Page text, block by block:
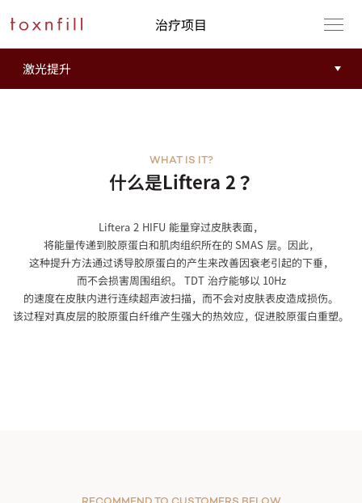
治疗项目
什么是Liftera 2？
WHAT IS IT?
Liftera 2 HIFU 能量穿过皮肤表面，
将能量传递到胶原蛋白和肌肉组织所在的 SMAS 层。因此，
这种提升方法通过诱导胶原蛋白的产生来改善因衰老引起的下垂，
而不会损害周围组织。 TDT 治疗能够以 10Hz
的速度在皮肤内进行连续超声波扫描，而不会对皮肤表皮造成损伤。
该过程对真皮层的胶原蛋白纤维产生强大的热效应，促进胶原蛋白重塑。